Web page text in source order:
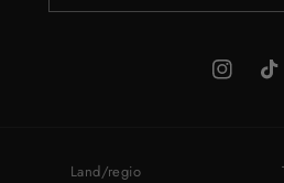
Instagram
Land/regio